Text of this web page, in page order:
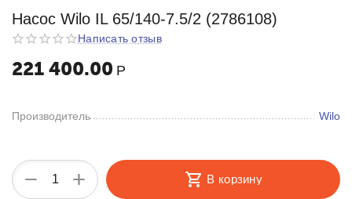
Насос Wilo IL 65/140-7.5/2 (2786108)
Написать отзыв
221 400.00 Р
Производитель Wilo
+
− В корзину